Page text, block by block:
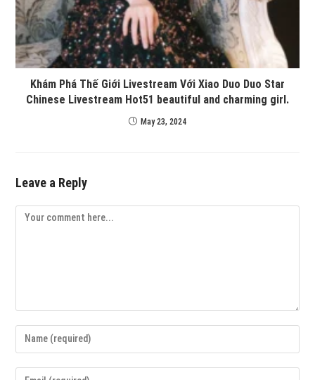
Khám Phá Thế Giới Livestream Với Xiao Duo Duo Star
Chinese Livestream Hot51 beautiful and charming girl.
May 23, 2024
Leave a Reply